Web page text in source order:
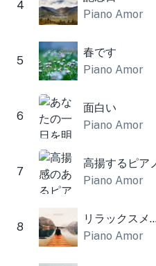
4
Piano Amor
5
春です
Piano Amor
6
面白い
Piano Amor
7
高揚するピア
Piano Amor
8
リラックス
Piano Amor